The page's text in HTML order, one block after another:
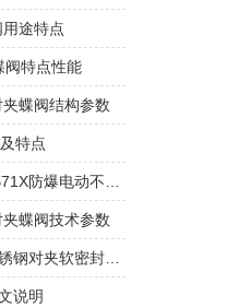
途特点
阀特点性能
蝶阀结构参数
特点
蝶阀技术参数
说明